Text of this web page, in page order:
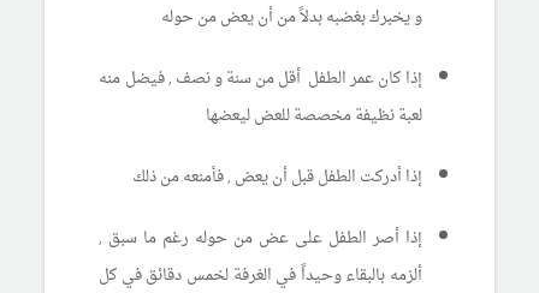
و يخبرك بغضبه بدلاً من أن يعض من حوله
إذا كان عمر الطفل أقل من سنة و نصف , فيضل منه
لعبة نظيفة مخصصة للعض ليعضها
إذا أدركت الطفل قبل أن يعض , فأمنعه من ذلك
إذا أصر الطفل على عض من حوله رغم ما سبق ,
ألزمه بالبقاء وحيداً في الغرفة لخمس دقائق في كل